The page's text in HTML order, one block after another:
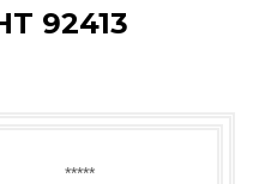
92413
*****